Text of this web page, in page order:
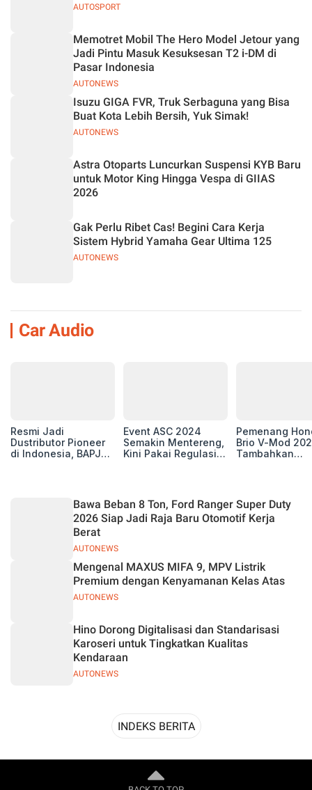
AUTOSPORT
AUTONEWS
Memotret Mobil The Hero Model Jetour yang
Jadi Pintu Masuk Kesuksesan T2 i-DM di
Pasar Indonesia
AUTONEWS
Isuzu GIGA FVR, Truk Serbaguna yang Bisa
Buat Kota Lebih Bersih, Yuk Simak!
Astra Otoparts Luncurkan Suspensi KYB Baru
untuk Motor King Hingga Vespa di GIIAS
2026
AUTONEWS
Gak Perlu Ribet Cas! Begini Cara Kerja
Sistem Hybrid Yamaha Gear Ultima 125
Car Audio
Resmi Jadi
Dustributor Pioneer
di Indonesia, BAPJ
Event ASC 2024
Semakin Mentereng,
Kini Pakai Regulasi
Pemenang
Brio V-Mod
Tambahkan
AUTONEWS
Bawa Beban 8 Ton, Ford Ranger Super Duty
2026 Siap Jadi Raja Baru Otomotif Kerja
Berat
AUTONEWS
Mengenal MAXUS MIFA 9, MPV Listrik
Premium dengan Kenyamanan Kelas Atas
AUTONEWS
Hino Dorong Digitalisasi dan Standarisasi
Karoseri untuk Tingkatkan Kualitas
Kendaraan
INDEKS BERITA